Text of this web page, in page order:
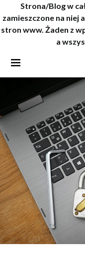
Strona/Blog w
zamieszczone na niej
stron www. Żaden z
a